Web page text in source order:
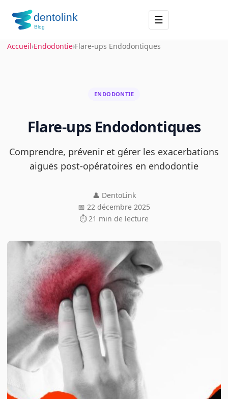
☰
Accueil›Endodontie›Flare-ups Endodontiques
ENDODONTIE
Flare-ups Endodontiques
Comprendre, prévenir et gérer les exacerbations
aiguës post-opératoires en endodontie
👤 DentoLink
📅 22 décembre 2025
⏱ 21 min de lecture